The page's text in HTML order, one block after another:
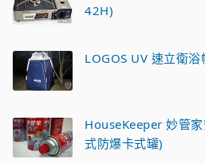
42H)
LOGOS UV 速立衛浴
HouseKeeper 妙管
式防爆卡式罐)